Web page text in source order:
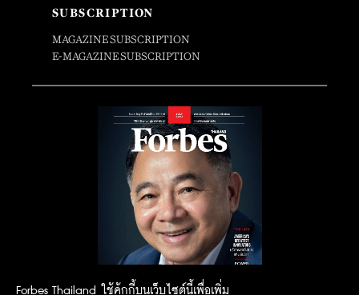
Forbes Thailand ใช้คุ้กกี้บนเว็บไซต์นี้เพื่อเพิ่ม
SUBSCRIPTION
MAGAZINE SUBSCRIPTION
E-MAGAZINE SUBSCRIPTION